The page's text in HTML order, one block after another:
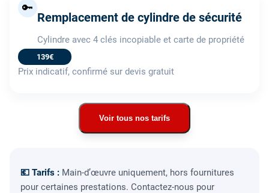
🔑
Remplacement de cylindre de sécurité
Cylindre avec 4 clés incopiable et carte de propriété
139€
Prix indicatif, confirmé sur devis gratuit
Voir tous nos tarifs
💶 Tarifs : Main-d’œuvre uniquement, hors fournitures
pour certaines prestations. Contactez-nous pour